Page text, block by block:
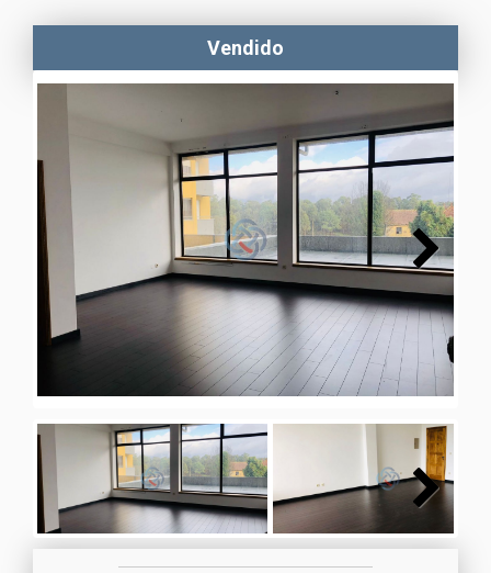
Vendido
Next
Next